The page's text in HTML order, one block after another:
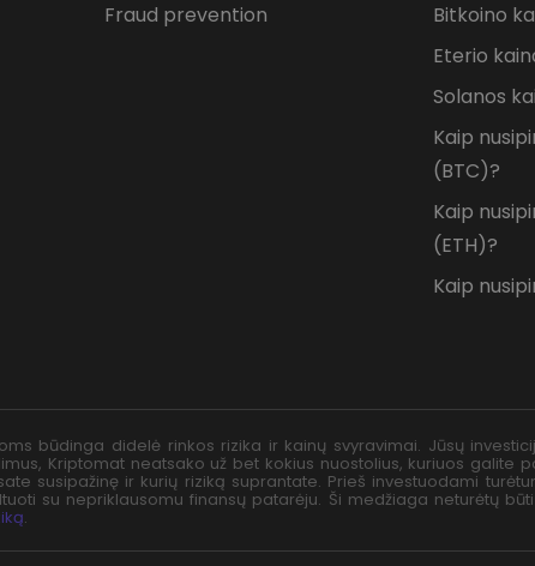
Fraud prevention
Bitkoino
Eterio
Solanos
Kaip
(BTC)?
Kaip
(ETH)?
Kaip
būdinga didelė rinkos rizika ir kainų svyravimai. Jūsų
Kriptomat neatsako už bet kokius nuostolius, kuriuos galite
susipažinę ir kurių riziką suprantate. Prieš investuodami
su nepriklausomu finansų patarėju. Ši medžiaga neturėtų
.